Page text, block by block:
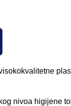
nivoa higijene